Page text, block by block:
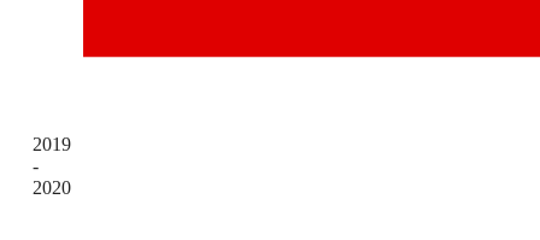
2019
-
2020